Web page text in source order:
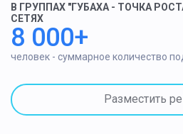
В ГРУППАХ "ГУБАХА - ТОЧКА
СЕТЯХ
8 000+
человек - суммарное количество
Разместить